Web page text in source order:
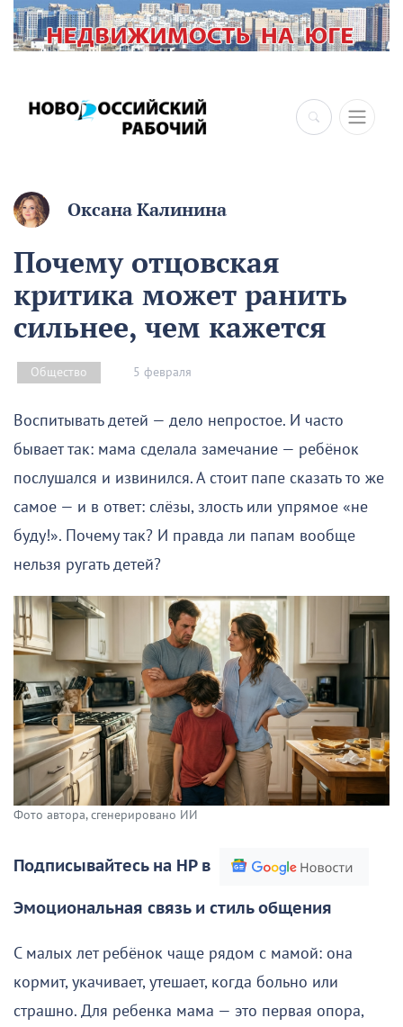
×
Оксана Калинина
Почему отцовская
критика может ранить
сильнее, чем кажется
Общество 5 февраля
Воспитывать детей — дело непростое. И часто
бывает так: мама сделала замечание — ребёнок
послушался и извинился. А стоит папе сказать то же
самое — и в ответ: слёзы, злость или упрямое «не
буду!». Почему так? И правда ли папам вообще
нельзя ругать детей?
Фото автора, сгенерировано ИИ
Подписывайтесь на НР в
Эмоциональная связь и стиль общения
С малых лет ребёнок чаще рядом с мамой: она
кормит, укачивает, утешает, когда больно или
страшно. Для ребенка мама — это первая опора,